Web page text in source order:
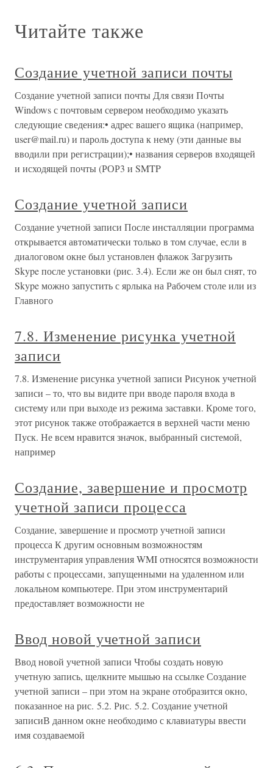
Читайте также
Создание учетной записи почты
Создание учетной записи почты Для связи Почты
Windows с почтовым сервером необходимо указать
следующие сведения:• адрес вашего ящика (например,
user@mail.ru) и пароль доступа к нему (эти данные вы
вводили при регистрации);• названия серверов входящей
и исходящей почты (РОР3 и SMTP
Создание учетной записи
Создание учетной записи После инсталляции программа
открывается автоматически только в том случае, если в
диалоговом окне был установлен флажок Загрузить
Skype после установки (рис. 3.4). Если же он был снят, то
Skype можно запустить с ярлыка на Рабочем столе или из
Главного
7.8. Изменение рисунка учетной
записи
7.8. Изменение рисунка учетной записи Рисунок учетной
записи – то, что вы видите при вводе пароля входа в
систему или при выходе из режима заставки. Кроме того,
этот рисунок также отображается в верхней части меню
Пуск. Не всем нравится значок, выбранный системой,
например
Создание, завершение и просмотр
учетной записи процесса
Создание, завершение и просмотр учетной записи
процесса К другим основным возможностям
инструментария управления WMI относятся возможности
работы с процессами, запущенными на удаленном или
локальном компьютере. При этом инструментарий
предоставляет возможности не
Ввод новой учетной записи
Ввод новой учетной записи Чтобы создать новую
учетную запись, щелкните мышью на ссылке Создание
учетной записи – при этом на экране отобразится окно,
показанное на рис. 5.2. Рис. 5.2. Создание учетной
записиВ данном окне необходимо с клавиатуры ввести
имя создаваемой